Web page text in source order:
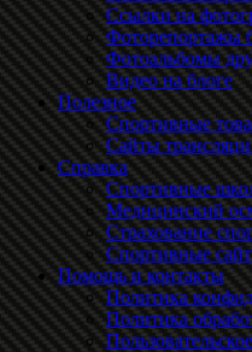
Ссылки на
Фоторепортажы
Фотоальбомы
Видео на блоге
Полезное
Спортивные
Сайты
Справка
Спортивные
Медицинский
Страхование
Спортивные
Помощь и контакты
Политика
Политика